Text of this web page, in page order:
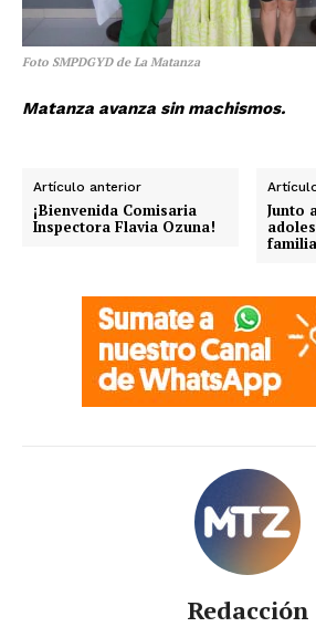
Foto SMPDGYD de La Matanza
Matanza avanza sin machismos.
Artículo anterior
¡Bienvenida Comisaria
Inspectora Flavia Ozuna!
Junto
Redacción